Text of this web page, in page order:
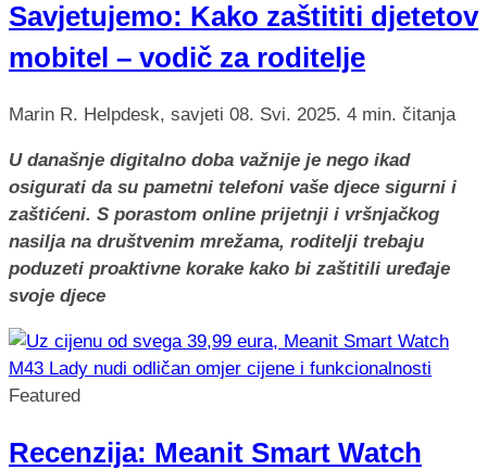
Savjetujemo: Kako zaštititi djetetov
mobitel – vodič za roditelje
Marin R. Helpdesk, savjeti 08. Svi. 2025. 4 min. čitanja
U današnje digitalno doba važnije je nego ikad
osigurati da su pametni telefoni vaše djece sigurni i
zaštićeni. S porastom online prijetnji i vršnjačkog
nasilja na društvenim mrežama, roditelji trebaju
poduzeti proaktivne korake kako bi zaštitili uređaje
svoje djece
Featured
Recenzija: Meanit Smart Watch